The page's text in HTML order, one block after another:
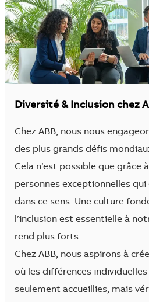
Diversité & Inclusion chez
Chez ABB, nous nous
des plus grands défis
Cela n’est possible que grâce
personnes exceptionnelles
dans ce sens. Une culture
l’inclusion est essentielle à
rend plus forts.
Chez ABB, nous aspirons à
où les différences
seulement accueillies, mais